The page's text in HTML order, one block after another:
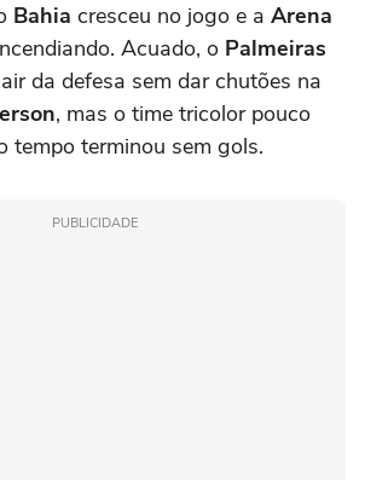
Bahia cresceu no jogo e a Arena
Acuado, o Palmeiras
da defesa sem dar chutões na
, mas o time tricolor pouco
tempo terminou sem gols.
PUBLICIDADE